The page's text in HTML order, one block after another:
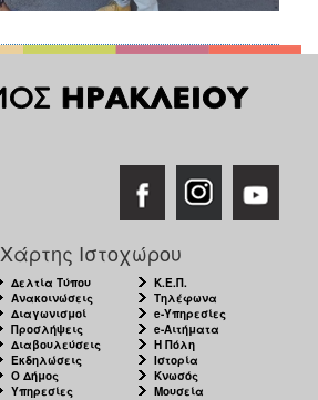
Χάρτης Ιστοχώρου
Δελτία Τύπου
Ανακοινώσεις
Διαγωνισμοί
Προσλήψεις
Διαβουλεύσεις
Εκδηλώσεις
Ο Δήμος
Υπηρεσίες
Κ.Ε.Π.
Τηλέφωνα
e-Υπηρεσίες
e-Αιτήματα
Η Πόλη
Ιστορία
Κνωσός
Μουσεία